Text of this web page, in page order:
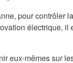
pour contrôler
électrique,
eux-mêmes sur